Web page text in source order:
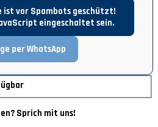
ist vor Spambots geschützt!
eingeschaltet sein.
per WhatsApp
Sprich mit uns!